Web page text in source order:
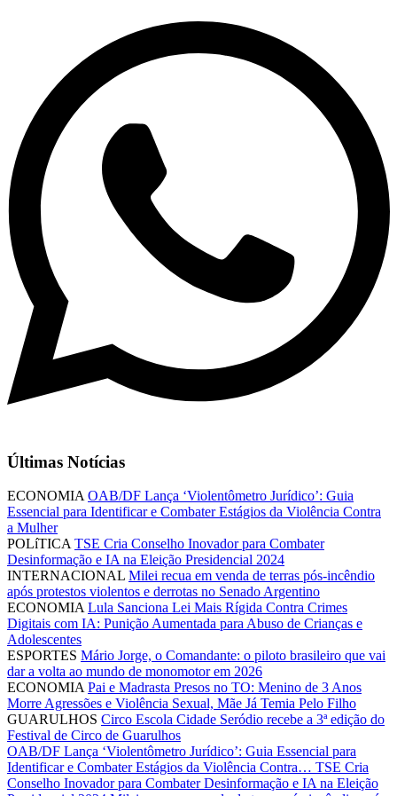
Últimas Notícias
ECONOMIA OAB/DF Lança ‘Violentômetro Jurídico’: Guia
Essencial para Identificar e Combater Estágios da Violência Contra
a Mulher
POLíTICA TSE Cria Conselho Inovador para Combater
Desinformação e IA na Eleição Presidencial 2024
INTERNACIONAL Milei recua em venda de terras pós-incêndio
após protestos violentos e derrotas no Senado Argentino
ECONOMIA Lula Sanciona Lei Mais Rígida Contra Crimes
Digitais com IA: Punição Aumentada para Abuso de Crianças e
Adolescentes
ESPORTES Mário Jorge, o Comandante: o piloto brasileiro que vai
dar a volta ao mundo de monomotor em 2026
ECONOMIA Pai e Madrasta Presos no TO: Menino de 3 Anos
Morre Agressões e Violência Sexual, Mãe Já Temia Pelo Filho
GUARULHOS Circo Escola Cidade Seródio recebe a 3ª edição do
Festival de Circo de Guarulhos
OAB/DF Lança ‘Violentômetro Jurídico’: Guia Essencial para
Identificar e Combater Estágios da Violência Contra… TSE Cria
Conselho Inovador para Combater Desinformação e IA na Eleição